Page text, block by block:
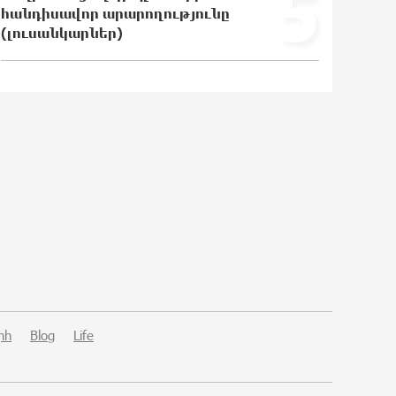
«Ռեալ Մադրիդ»-ն ու «ՌԲ
Լայպցիգը» համաձայնության են
աչքերի առաջ․ ազգային
հանդիսավոր արարողությունը
(լուսանկարներ)
Blog
Life